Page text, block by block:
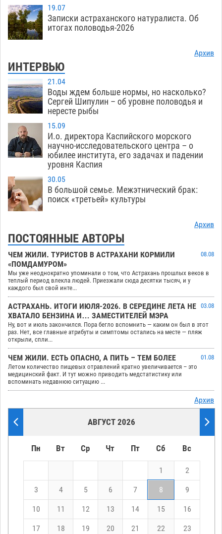
19.07
Записки астраханского натуралиста. Об
итогах половодья-2026
Архив
ИНТЕРВЬЮ
21.04
Воды ждем больше нормы, но насколько?
Сергей Шипулин – об уровне половодья и
нересте рыбы
15.09
И.о. директора Каспийского морского
научно-исследовательского центра – о
юбилее института, его задачах и падении
уровня Каспия
30.05
В большой семье. Межэтнический брак:
поиск «третьей» культуры
Архив
ПОСТОЯННЫЕ АВТОРЫ
ЧЕМ ЖИЛИ. ТУРИСТОВ В АСТРАХАНИ КОРМИЛИ
«ПОМДАМУРОМ»
08.08
Мы уже неоднократно упоминали о том, что Астрахань прошлых веков в
теплый период влекла людей. Приезжали сюда десятки тысяч, и у
каждого был свой инте...
АСТРАХАНЬ. ИТОГИ ИЮЛЯ-2026. В СЕРЕДИНЕ ЛЕТА НЕ
ХВАТАЛО БЕНЗИНА И… ЗАМЕСТИТЕЛЕЙ МЭРА
03.08
Ну, вот и июль закончился. Пора бегло вспомнить — каким он был в этот
раз. Нет, все главные атрибуты и симптомы остались на месте — пляж
открыли, спли...
ЧЕМ ЖИЛИ. ЕСТЬ ОПАСНО, А ПИТЬ – ТЕМ БОЛЕЕ
01.08
Летом количество пищевых отравлений кратно увеличивается – это
медицинский факт. И тут можно приводить медстатистику или
вспоминать недавнюю ситуацию ...
Архив
АВГУСТ 2026
Пн Вт Ср Чт Пт Сб Вс
1 2
3 4 5 6 7 8 9
10 11 12 13 14 15 16
17 18 19 20 21 22 23